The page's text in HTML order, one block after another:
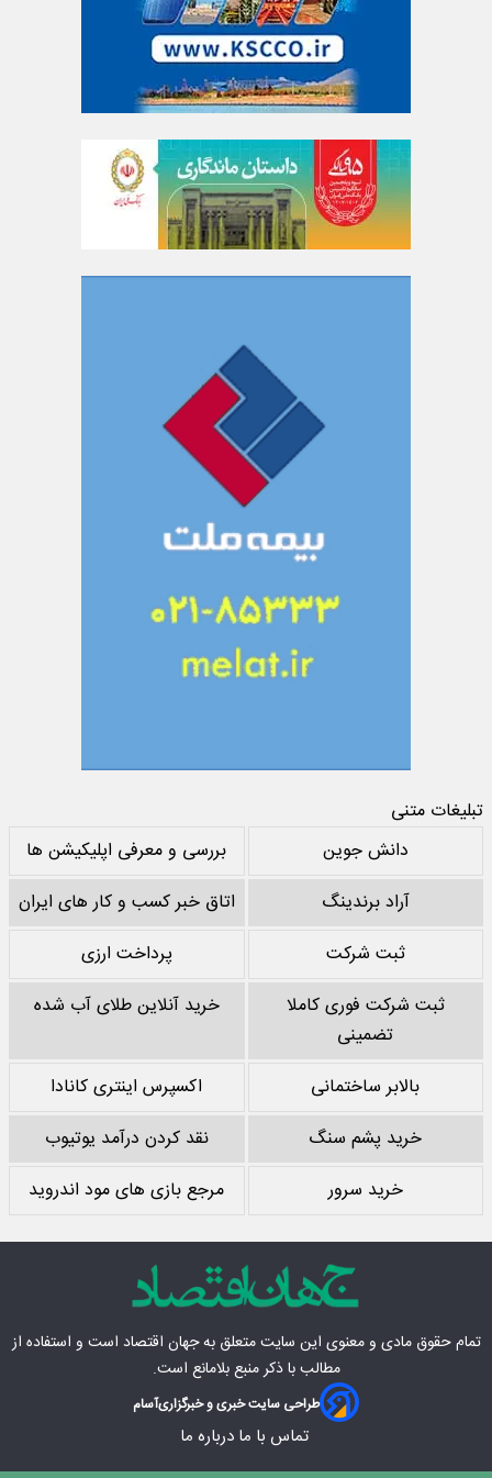
تبلیغات متنی
دانش جوین
بررسی و معرفی اپلیکیشن ها
آراد برندینگ
اتاق خبر کسب و کار های ایران
ثبت شرکت
پرداخت ارزی
ثبت شرکت فوری کاملا
تضمینی
خرید آنلاین طلای آب شده
بالابر ساختمانی
اکسپرس اینتری کانادا
خرید پشم سنگ
نقد کردن درآمد یوتیوب
خرید سرور
مرجع بازی های مود اندروید
تمام حقوق مادی‌ و معنوی این سایت متعلق بهجهان اقتصاد است و استفاده از
مطالب با ذکر منبع بلامانع است.
طراحی سایت خبری و خبرگزاریآسام
تماس با ما درباره ما